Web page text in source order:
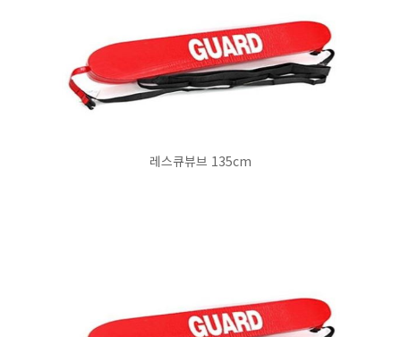
레스큐뷰브 135cm